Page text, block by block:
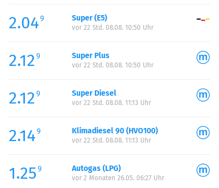
2.049 Super (E5)
vor 22 Std. 08.08. 10:50 Uhr
2.12 9 Super Plus
vor 22 Std. 08.08. 10:50 Uhr
2.12 9 Super Diesel
vor 22 Std. 08.08. 11:13 Uhr
2.149 Klimadiesel 90 (HVO100)
vor 22 Std. 08.08. 11:13 Uhr
1.259 Autogas (LPG)
vor 2 Monaten 26.05. 06:27 Uhr